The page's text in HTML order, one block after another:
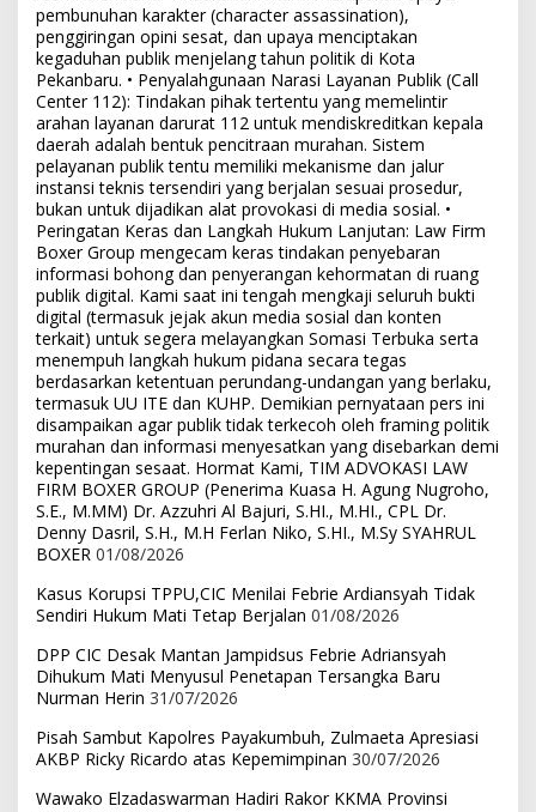
pembunuhan karakter (character assassination),
penggiringan opini sesat, dan upaya menciptakan
kegaduhan publik menjelang tahun politik di Kota
Pekanbaru. • Penyalahgunaan Narasi Layanan Publik (Call
Center 112): Tindakan pihak tertentu yang memelintir
arahan layanan darurat 112 untuk mendiskreditkan kepala
daerah adalah bentuk pencitraan murahan. Sistem
pelayanan publik tentu memiliki mekanisme dan jalur
instansi teknis tersendiri yang berjalan sesuai prosedur,
bukan untuk dijadikan alat provokasi di media sosial. •
Peringatan Keras dan Langkah Hukum Lanjutan: Law Firm
Boxer Group mengecam keras tindakan penyebaran
informasi bohong dan penyerangan kehormatan di ruang
publik digital. Kami saat ini tengah mengkaji seluruh bukti
digital (termasuk jejak akun media sosial dan konten
terkait) untuk segera melayangkan Somasi Terbuka serta
menempuh langkah hukum pidana secara tegas
berdasarkan ketentuan perundang-undangan yang berlaku,
termasuk UU ITE dan KUHP. Demikian pernyataan pers ini
disampaikan agar publik tidak terkecoh oleh framing politik
murahan dan informasi menyesatkan yang disebarkan demi
kepentingan sesaat. Hormat Kami, TIM ADVOKASI LAW
FIRM BOXER GROUP (Penerima Kuasa H. Agung Nugroho,
S.E., M.MM) Dr. Azzuhri Al Bajuri, S.HI., M.HI., CPL Dr.
Denny Dasril, S.H., M.H Ferlan Niko, S.HI., M.Sy SYAHRUL
BOXER 01/08/2026
Kasus Korupsi TPPU,CIC Menilai Febrie Ardiansyah Tidak
Sendiri Hukum Mati Tetap Berjalan 01/08/2026
DPP CIC Desak Mantan Jampidsus Febrie Adriansyah
Dihukum Mati Menyusul Penetapan Tersangka Baru
Nurman Herin 31/07/2026
Pisah Sambut Kapolres Payakumbuh, Zulmaeta Apresiasi
AKBP Ricky Ricardo atas Kepemimpinan 30/07/2026
Wawako Elzadaswarman Hadiri Rakor KKMA Provinsi